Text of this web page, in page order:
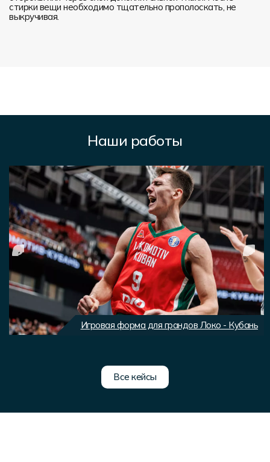
стирки вещи необходимо тщательно прополоскать, не
выкручивая.
Наши работы
Игровая форма для грандов Локо - Кубань
Все кейсы